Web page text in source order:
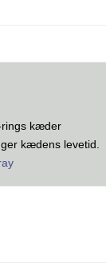
rings kæder
kædens levetid.